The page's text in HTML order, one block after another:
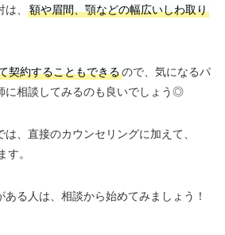
、
額や眉間、顎などの幅広いしわ取り
契約することもできるので、気になるパ
に相談してみるのも良いでしょう◎
、直接のカウンセリングに加えて、
す。
る人は、相談から始めてみましょう！